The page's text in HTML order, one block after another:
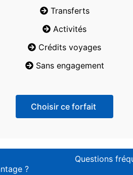
Transferts
Activités
Crédits voyages
Sans engagement
Choisir ce forfait
Questions
?